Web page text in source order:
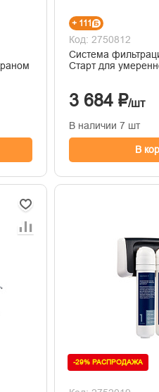
+ 111
Код: 2750812
Система
Старт для
3 684 ₽/шт
В наличии 7 шт
В
-29% РАСПРОДАЖА